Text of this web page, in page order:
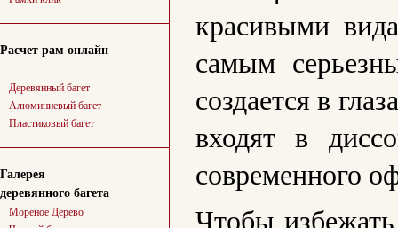
Расчет рам онлайн
Деревянный багет
Алюминиевый багет
Пластиковый багет
Галерея
деревянного багета
Мореное Дерево
красивыми
самым
создается в
входят в
современного
Чтобы